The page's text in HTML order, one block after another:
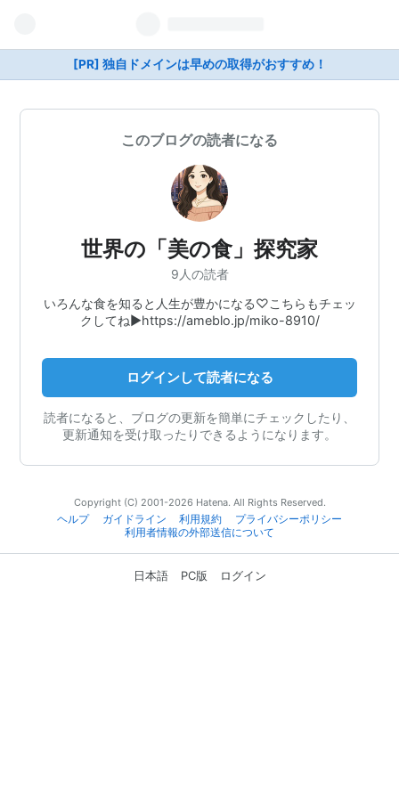
[PR] 独自ドメインは早めの取得がおすすめ！
このブログの読者になる
世界の「美の食」探究家
9人の読者
いろんな食を知ると人生が豊かになる♡こちらもチェッ
クしてね▶https://ameblo.jp/miko-8910/
ログインして読者になる
読者になると、ブログの更新を簡単にチェックしたり、
更新通知を受け取ったりできるようになります。
Copyright (C) 2001-2026 Hatena. All Rights Reserved.
ヘルプ
ガイドライン 利用規約
プライバシーポリシー
利用者情報の外部送信について
日本語 PC版 ログイン